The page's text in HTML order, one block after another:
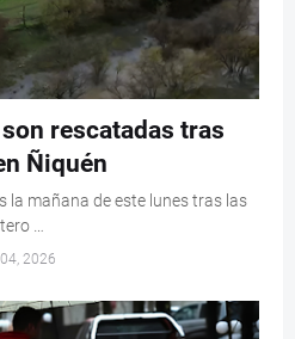
rescatadas tras
Ñiquén
la mañana de este lunes tras las
…
2026